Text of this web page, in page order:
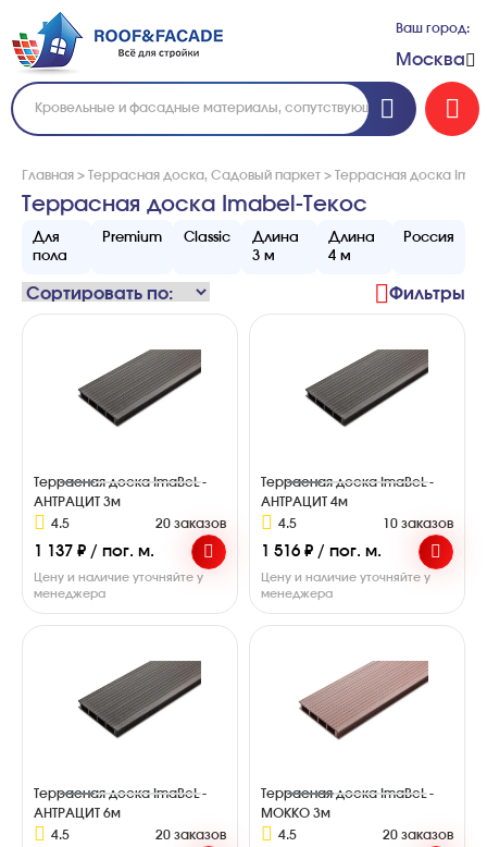
Ваш город:
Москва
Главная > Террасная доска, Садовый паркет > Террасная доска
Террасная доска Imabel-Текос
Для
пола
Premium Classic
Длина
3 м
Длина
4 м
Россия
Фильтры
Террасная доска ImaBeL -
АНТРАЦИТ 3м
4.5
20 заказов
1 137 ₽ / пог. м.
Цену и наличие уточняйте у
менеджера
Террасная доска ImaBeL -
АНТРАЦИТ 4м
4.5
10 заказов
1 516 ₽ / пог. м.
Цену и наличие уточняйте у
менеджера
Террасная доска ImaBeL -
АНТРАЦИТ 6м
4.5
20 заказов
Террасная доска ImaBeL -
МОККО 3м
4.5
20 заказов